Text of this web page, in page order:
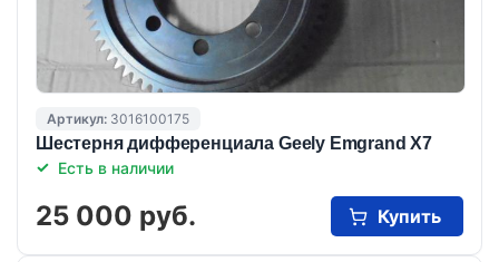
Артикул: 3016100175
Шестерня дифференциала Geely Emgrand X7
Есть в наличии
25 000 руб. Купить